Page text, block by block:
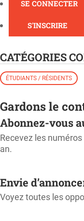
SE CONNECTER
S'INSCRIRE
CATÉGORIES
ÉTUDIANTS / RÉSIDENTS
Gardons le
Abonnez-vous
Recevez les
an.
Envie
Voyez toutes les